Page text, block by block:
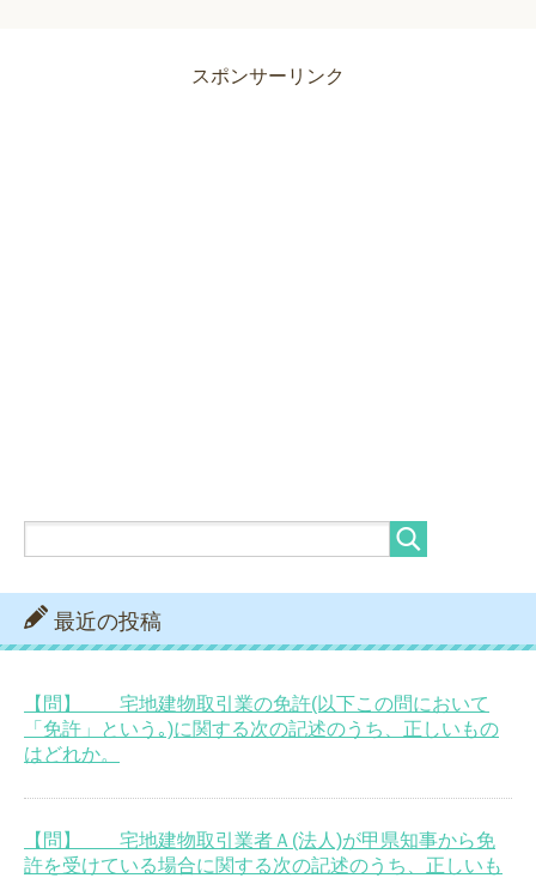
スポンサーリンク
最近の投稿
【問】 宅地建物取引業の免許(以下この問において
「免許」という｡)に関する次の記述のうち、正しいもの
はどれか。
【問】 宅地建物取引業者Ａ(法人)が甲県知事から免
許を受けている場合に関する次の記述のうち、正しいも